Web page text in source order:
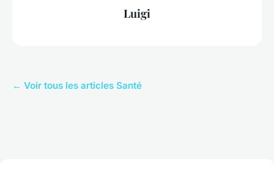
Luigi
← Voir tous les articles Santé